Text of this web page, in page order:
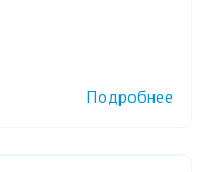
Подробнее